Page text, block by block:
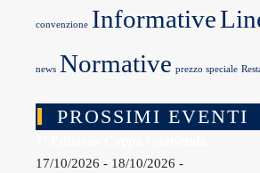
convenzione Informative
news Normative prezzo speciale
PROSSIMI EVENTI
17/10/2026 - 18/10/2026 -